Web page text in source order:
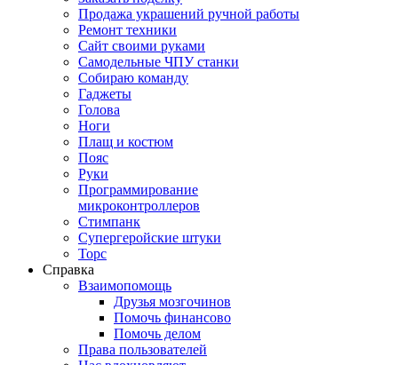
Продажа украшений ручной работы
Ремонт техники
Сайт своими руками
Самодельные ЧПУ станки
Собираю команду
Гаджеты
Голова
Ноги
Плащ и костюм
Пояс
Руки
Программирование
микроконтроллеров
Стимпанк
Супергеройские штуки
Торс
Справка
Взаимопомощь
Друзья мозгочинов
Помочь финансово
Помочь делом
Права пользователей